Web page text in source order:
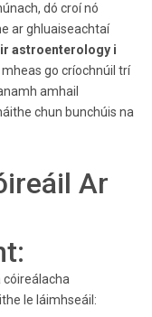
dó croí nó
ar ghluaiseachtaí
astroenterology i
go críochnúil trí
amhail
chun bunchúis na
Ar
cóireálacha
le láimhseáil: